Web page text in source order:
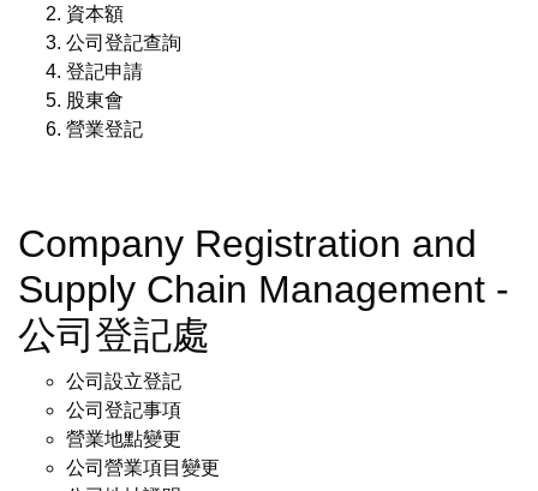
資本額
公司登記查詢
登記申請
股東會
營業登記
Company Registration and
Supply Chain Management -
公司登記處
公司設立登記
公司登記事項
營業地點變更
公司營業項目變更